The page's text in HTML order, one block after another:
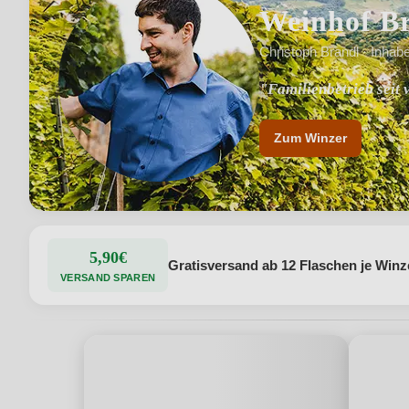
Weinhof
Christoph Brandl ·
"Familienbetrieb seit
"Kombination aus
Zum Winzer
5,90€
VERSAND SPAREN
Gratisversand ab 12 Flaschen je